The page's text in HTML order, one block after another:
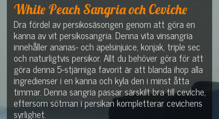
White Peach Sangria och Ceviche
Dra fördel av persikosäsongen genom att göra en
kanna av vit persikosangria. Denna vita vinsangria
innehåller ananas- och apelsinjuice, konjak, triple sec
och naturligtvis persikor. Allt du behöver göra för att
göra denna 5-stjärniga favorit är att blanda ihop alla
ingredienser i en kanna och kyla den i minst åtta
timmar. Denna sangria passar särskilt bra till ceviche,
eftersom sötman i persikan kompletterar cevichens
syrlighet.